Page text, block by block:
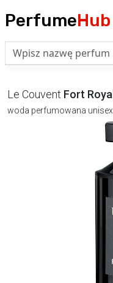
PerfumeHub
Le Couvent Fort Royal
woda perfumowana unisex